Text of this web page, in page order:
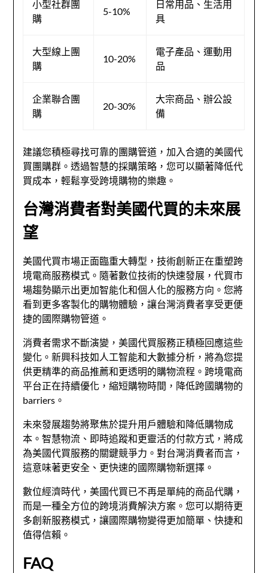
小型社群團
購
5-10%
日常用品、生活用
具
大型線上團
購
10-20%
電子產品、運動用
品
企業聯合團
購
20-30%
大宗商品、辦公設
備
建議您積極尋找可靠的團購管道，加入合適的美國代
買團購群。透過智慧的採購策略，您可以顯著降低代
買成本，輕鬆享受跨境購物的樂趣。
台灣消費者對美國代買的未來展
望
美國代買市場正面臨重大轉型，技術創新正在重塑跨
境電商服務模式。隨著數位技術的快速發展，代買市
場趨勢顯示出更加智能化和個人化的服務方向。您將
看到更多客製化的購物體驗，讓台灣消費者享受更便
捷的國際購物管道。
消費者需求不斷演變，美國代買服務正積極回應這些
變化。新興科技如人工智能和大數據分析，將為您提
供更精準的商品推薦和更透明的購物流程。跨境電商
平台正在持續優化，縮短購物時間，降低跨國購物的
barriers。
未來發展趨勢將聚焦於提升用戶體驗和降低購物成
本。智慧物流、即時追蹤和更靈活的付款方式，將成
為美國代買服務的關鍵競爭力。對台灣消費者而言，
這意味著更安全、更快速的國際購物新選擇。
數位經濟時代，美國代買已不再是單純的商品代購，
而是一種全方位的跨境消費解決方案。您可以期待更
多創新服務模式，讓國際購物變得更加簡單、快捷和
值得信賴。
FAQ